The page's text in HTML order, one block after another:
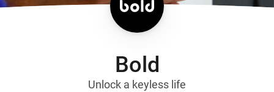
Bold
Unlock a keyless life